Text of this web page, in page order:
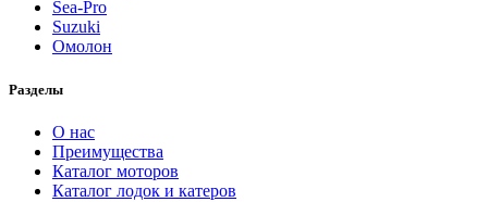
Sea-Pro
Suzuki
Омолон
Разделы
О нас
Преимущества
Каталог моторов
Каталог лодок и катеров